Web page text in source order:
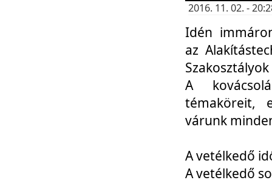
2016. 11. 02. -
Idén
az
A
témaköreit,
várunk
A vetélkedő
A vetélkedő